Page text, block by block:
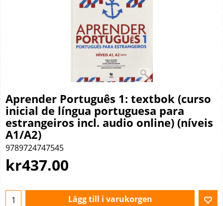
Aprender Português 1: textbok (curso
inicial de língua portuguesa para
estrangeiros incl. audio online) (níveis
A1/A2)
9789724747545
kr437.00
Lägg till i varukorgen